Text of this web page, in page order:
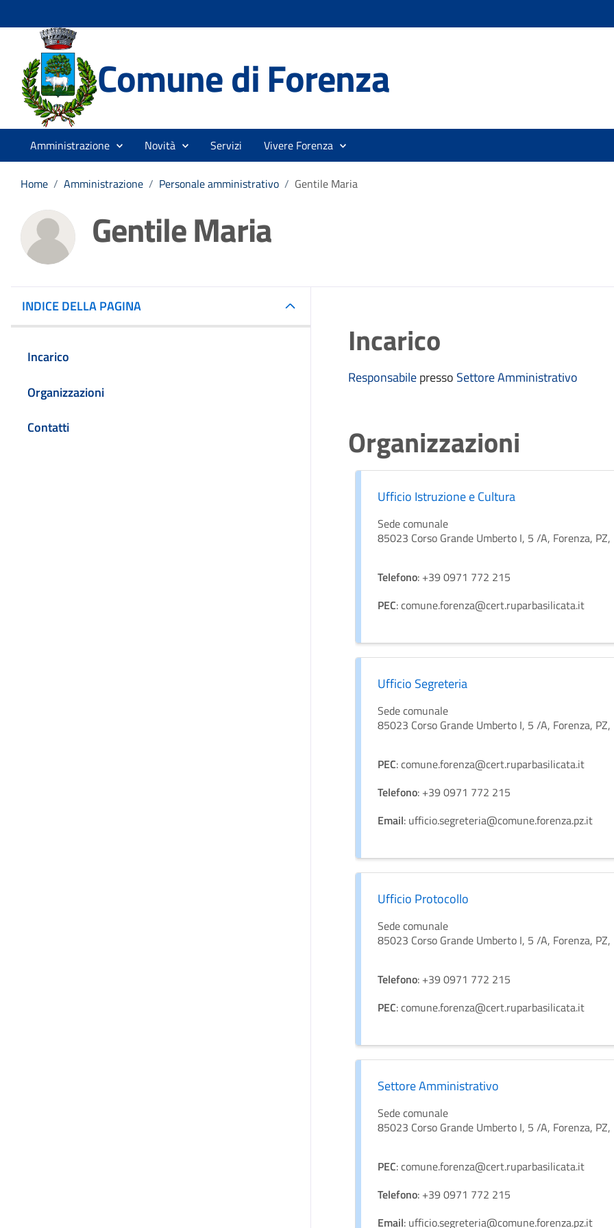
Comune di Forenza
Amministrazione Novità Servizi Vivere Forenza
Home / Amministrazione / Personale amministrativo / Gentile Maria
Gentile Maria
INDICE DELLA PAGINA
Incarico
Organizzazioni
Contatti
Incarico
Responsabilepresso Settore Amministrativo
Organizzazioni
Ufficio Istruzione e Cultura
Sede comunale
85023 Corso Grande Umberto I, 5 /A, Forenza,
Telefono: +39 0971 772 215
PEC: comune.forenza@cert.ruparbasilicata.it
Ufficio Segreteria
Sede comunale
85023 Corso Grande Umberto I, 5 /A, Forenza,
PEC: comune.forenza@cert.ruparbasilicata.it
Telefono: +39 0971 772 215
Email: ufficio.segreteria@comune.forenza.pz.it
Ufficio Protocollo
Sede comunale
85023 Corso Grande Umberto I, 5 /A, Forenza,
Telefono: +39 0971 772 215
PEC: comune.forenza@cert.ruparbasilicata.it
Settore Amministrativo
Sede comunale
85023 Corso Grande Umberto I, 5 /A, Forenza,
PEC: comune.forenza@cert.ruparbasilicata.it
Telefono: +39 0971 772 215
Email: ufficio.segreteria@comune.forenza.pz.it